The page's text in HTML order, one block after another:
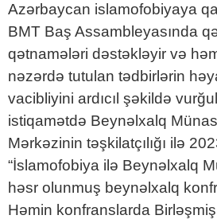
Azərbaycan islamofobiyaya
BMT Baş Assambleyasında
qətnamələri dəstəkləyir və
nəzərdə tutulan tədbirlərin
vacibliyini ardıcıl şəkildə
istiqamətdə Beynəlxalq
Mərkəzinin təşkilatçılığı ilə
“İslamofobiya ilə Beynəlxalq
həsr olunmuş beynəlxalq
Həmin konfranslarda